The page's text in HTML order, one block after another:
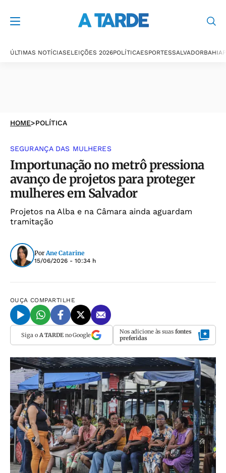
ÚLTIMAS NOTÍCIASELEIÇÕES 2026POLÍTICAESPORTESSALVADORBAHIA
HOME>POLÍTICA
SEGURANÇA DAS MULHERES
Importunação no metrô pressiona
avanço de projetos para proteger
mulheres em Salvador
Projetos na Alba e na Câmara ainda aguardam
tramitação
Por Ane Catarine
15/06/2026 - 10:34 h
OUÇA COMPARTILHE
Siga o A TARDEno Google Nos adicione às suas fontes
preferidas